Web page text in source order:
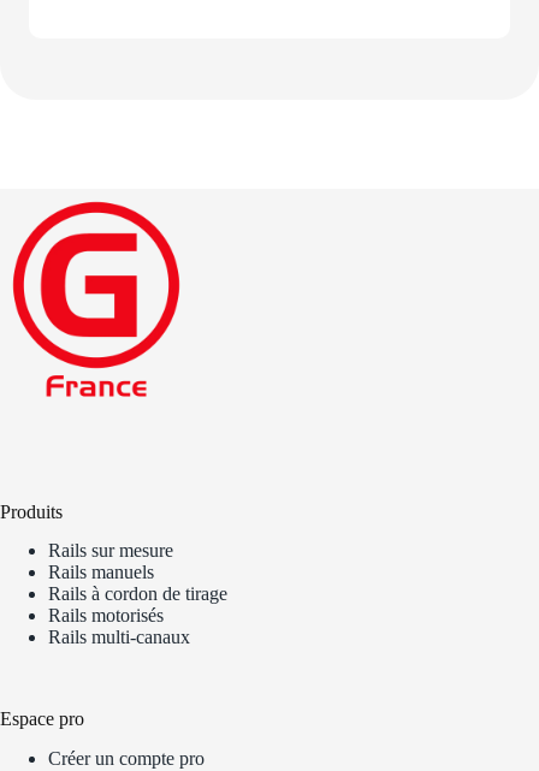
Produits
Rails sur mesure
Rails manuels
Rails à cordon de tirage
Rails motorisés
Rails multi-canaux
Espace pro
Créer un compte pro